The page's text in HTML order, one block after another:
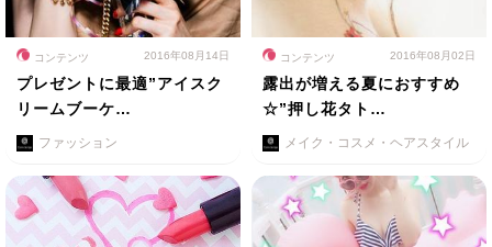
コンテンツ 2016年08月14日
プレゼントに最適”アイスク
リームブーケ…
ファッション
コンテンツ 2016年08月02日
露出が増える夏におすすめ
☆”押し花タト…
メイク・コスメ・ヘアスタイル